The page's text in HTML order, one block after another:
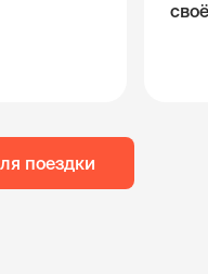
поездки